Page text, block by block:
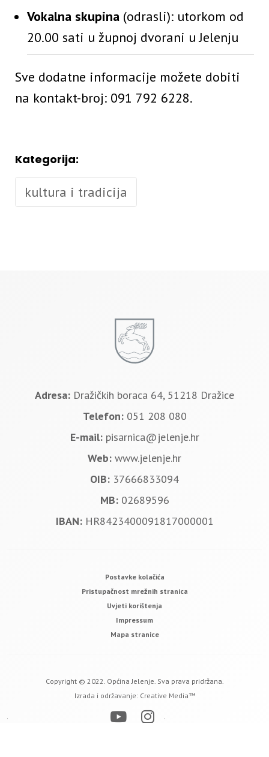
Vokalna skupina (odrasli): utorkom od
20.00 sati u župnoj dvorani u Jelenju
Sve dodatne informacije možete dobiti
na kontakt-broj: 091 792 6228.
Kategorija:
kultura i tradicija
Adresa: Dražičkih boraca 64, 51218 Dražice
Telefon: 051 208 080
E-mail: pisarnica@jelenje.hr
Web: www.jelenje.hr
OIB: 37666833094
MB: 02689596
IBAN: HR8423400091817000001
Postavke kolačića
Pristupačnost mrežnih stranica
Uvjeti korištenja
Impressum
Mapa stranice
Copyright © 2022. Općina Jelenje. Sva prava pridržana.
Izrada i održavanje: Creative Media™